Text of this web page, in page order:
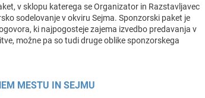
v sklopu katerega se Organizator in Razstavljavec
sodelovanje v okviru Sejma. Sponzorski paket je
ki najpogosteje zajema izvedbo predavanja v
možne pa so tudi druge oblike sponzorskega
MESTU IN SEJMU